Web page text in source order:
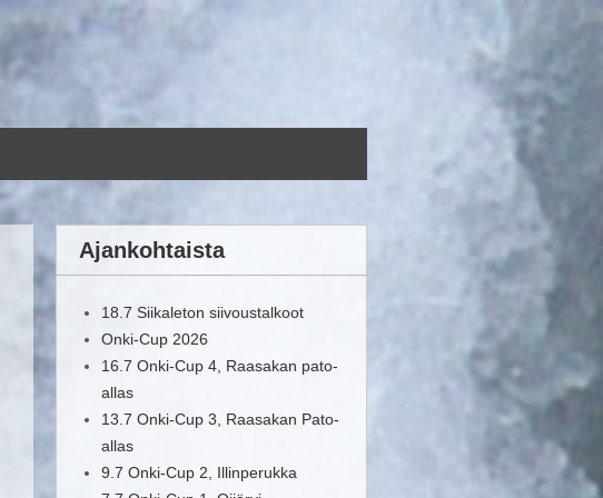
Ajankohtaista
18.7 Siikaleton siivoustalkoot
Onki-Cup 2026
16.7 Onki-Cup 4, Raasakan pato-
allas
13.7 Onki-Cup 3, Raasakan Pato-
allas
9.7 Onki-Cup 2, Illinperukka